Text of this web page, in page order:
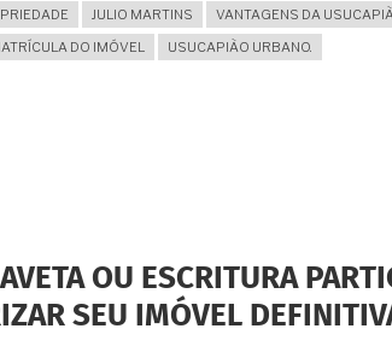
JULIO MARTINS
VANTAGENS DA
DO IMÓVEL USUCAPIÃO URBANO.
OU ESCRITURA
SEU IMÓVEL